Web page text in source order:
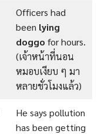
Officers had
been lying
doggo for hours.
(เจ้าหน้าที่นอน
หมอบเงียบ ๆ มา
หลายชั่วโมงแล้ว)
He says pollution
has been getting